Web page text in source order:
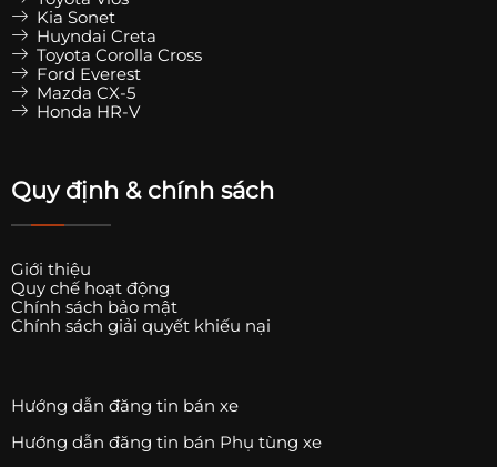
Kia Sonet
Huyndai Creta
Toyota Corolla Cross
Ford Everest
Mazda CX-5
Honda HR-V
Quy định & chính sách
Giới thiệu
Quy chế hoạt động
Chính sách bảo mật
Chính sách giải quyết khiếu nại
Hướng dẫn đăng tin bán xe
Hướng dẫn đăng tin bán Phụ tùng xe